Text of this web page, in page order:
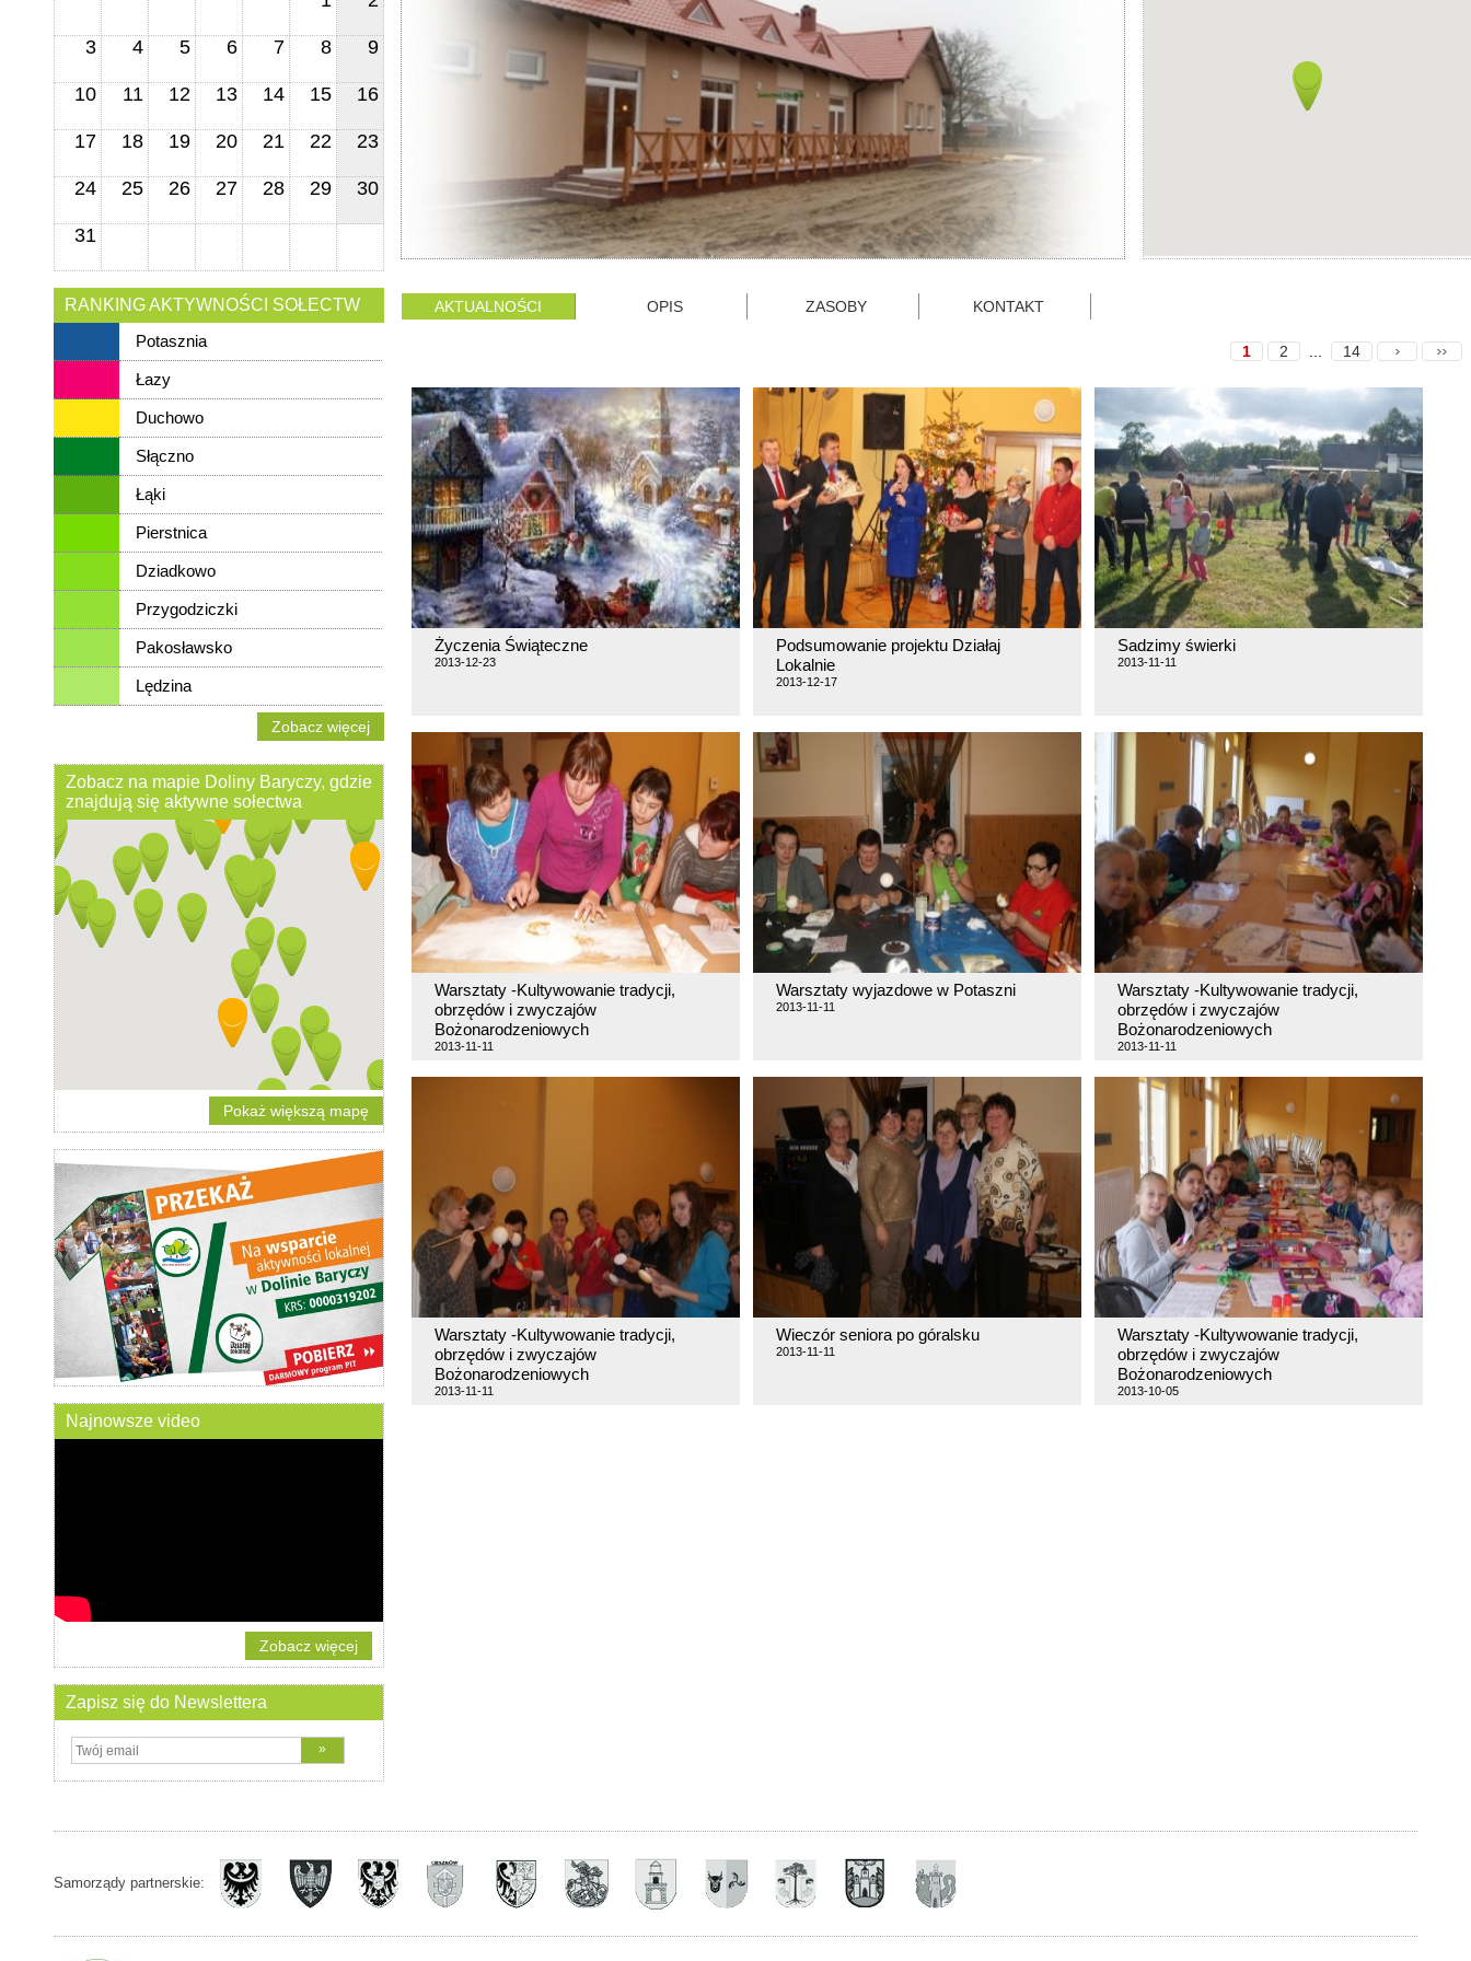
3 4 5 6 7 8 9
10 11 12 13 14 15 16
17 18 19 20 21 22 23
24 25 26 27 28 29 30
31
RANKING AKTYWNOŚCI SOŁECTW
Potasznia
Łazy
Duchowo
Słączno
Łąki
Pierstnica
Dziadkowo
Przygodziczki
Pakosławsko
Lędzina
Zobacz więcej
Zobacz na mapie Doliny Baryczy, gdzie
znajdują się aktywne sołectwa
Pokaż większą mapę
Najnowsze video
Zobacz więcej
Zapisz się do Newslettera
AKTUALNOŚCI OPIS ZASOBY KONTAKT
1 2 14
Życzenia Świąteczne
2013-12-23
Podsumowanie projektu Działaj
Lokalnie
2013-12-17
Sadzimy świerki
2013-11-11
Warsztaty -Kultywowanie tradycji,
obrzędów i zwyczajów
Bożonarodzeniowych
2013-11-11
Warsztaty wyjazdowe w Potaszni
2013-11-11
Warsztaty -Kultywowanie tradycji,
obrzędów i zwyczajów
Bożonarodzeniowych
2013-11-11
Warsztaty -Kultywowanie tradycji,
obrzędów i zwyczajów
Bożonarodzeniowych
2013-11-11
Wieczór seniora po góralsku
2013-11-11
Warsztaty -Kultywowanie tradycji,
obrzędów i zwyczajów
Bożonarodzeniowych
2013-10-05
Samorządy partnerskie: